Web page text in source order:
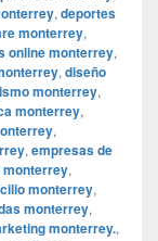
, deportes
monterrey,
online monterrey,
, diseño
monterrey,
monterrey,
,
, empresas de
monterrey,
monterrey,
monterrey,
monterrey.,